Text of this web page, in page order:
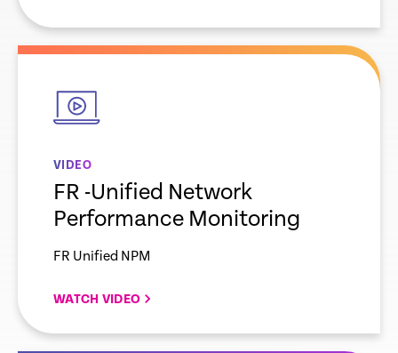
empty
VIDEO
FR -Unified Network
Performance Monitoring
FR Unified NPM
WATCH VIDEO